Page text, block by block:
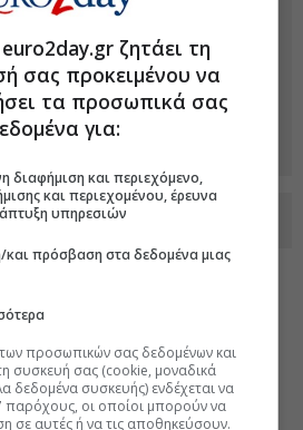
στο Discover
ζητάει τη
σας προκειμένου να
τα προσωπικά σας
για:
διαφήμιση και περιεχόμενο,
και περιεχομένου, έρευνα
υπηρεσιών
πρόσβαση στα δεδομένα μιας
των προσωπικών σας δεδομένων και
συσκευή σας (cookie, μοναδικά
δεδομένα συσκευής) ενδέχεται να
παρόχους, οι οποίοι μπορούν να
σε αυτές ή να τις αποθηκεύσουν.